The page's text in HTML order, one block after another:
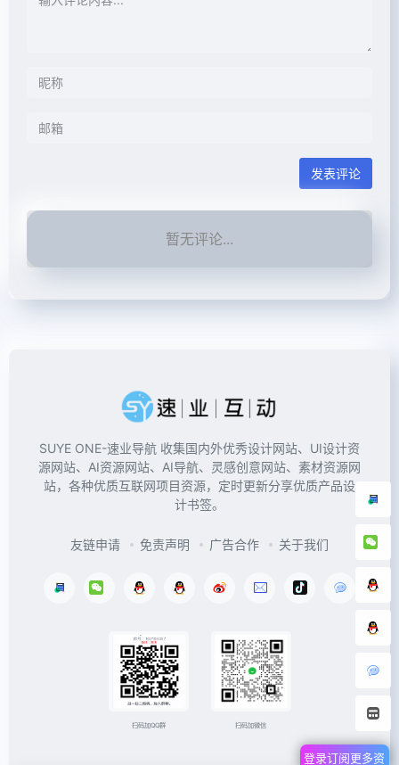
发表评论
暂无评论...
登录订阅更多资
SUYE ONE-速业导航 收集国内外优秀设计网站、UI设计资
源网站、AI资源网站、AI导航、灵感创意网站、素材资源网
站，各种优质互联网项目资源，定时更新分享优质产品设
计书签。
友链申请 免责声明 广告合作 关于我们
扫码加QQ群 扫码加微信